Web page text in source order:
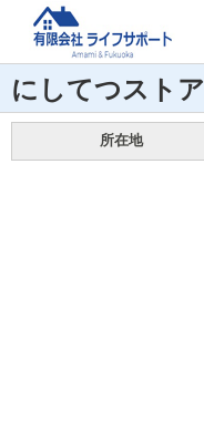
にしてつストア
所在地